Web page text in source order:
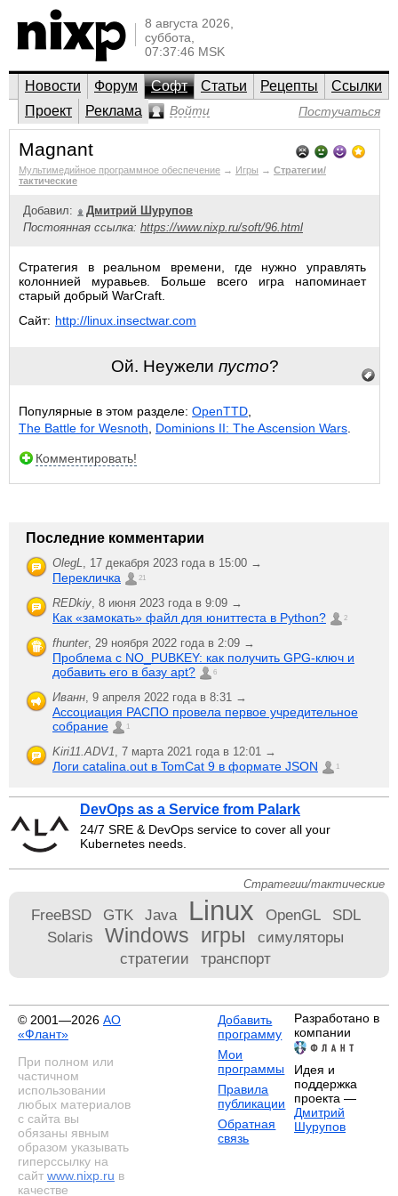
8 августа 2026,
суббота,
07:37:46 MSK
Новости Форум Софт Статьи Рецепты
Ссылки
Проект
Реклама Войти Постучаться
Magnant
Мультимедийное программное обеспечение → Игры → Стратегии/
тактические
Добавил:
Дмитрий Шурупов
Постоянная ссылка: https://www.nixp.ru/soft/96.html
Стратегия в реальном времени, где нужно управлять
колоннией муравьев. Больше всего игра напоминает
старый добрый WarCraft.
Сайт: http://linux.insectwar.com
Ой. Неужели пусто?
Популярные в этом разделе: OpenTTD
The Battle for Wesnoth
Dominions II: The Ascension Wars
Комментировать!
Последние комментарии
OlegL, 17 декабря 2023 года в 15:00 →
Перекличка 21
REDkiy, 8 июня 2023 года в 9:09 →
Как «замокать» файл для юниттеста в Python? 2
fhunter, 29 ноября 2022 года в 2:09 →
Проблема с NO_PUBKEY: как получить GPG-ключ и
добавить его в базу apt?
6
Иванн, 9 апреля 2022 года в 8:31 →
Ассоциация РАСПО провела первое учредительное
собрание
1
Kiri11.ADV1, 7 марта 2021 года в 12:01 →
Логи catalina.out в TomCat 9 в формате JSON 1
DevOps as a Service from Palark
24/7 SRE & DevOps service to cover all your
Kubernetes needs.
Стратегии/тактические
FreeBSD GTK Java Linux OpenGL
SDL
Solaris
Windows игры
симуляторы
стратегии
транспорт
© 2001—2026 АО
«Флант»
При полном или
частичном
использовании
любых материалов
с сайта вы
обязаны явным
образом указывать
гиперссылку на
сайт www.nixp.ru в
качестве
Добавить
программу
Мои
программы
Правила
публикации
Обратная
связь
Разработано в
компании
Идея и
поддержка
проекта —
Дмитрий
Шурупов